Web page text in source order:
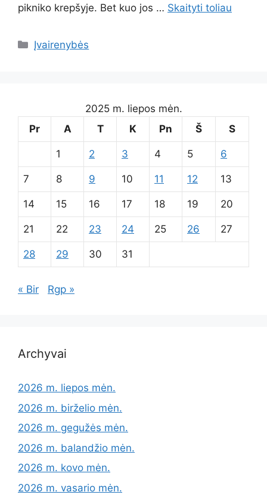
pikniko krepšyje. Bet kuo jos … Skaityti toliau
Kategorijos
Įvairenybės
2025 m. liepos mėn.
Pr
A T K Pn Š S
1 2 3 4 5 6
7 8 9 10 11 12 13
14 15 16 17 18 19 20
21 22 23 24 25 26 27
28 29 30 31
« Bir Rgp »
Archyvai
2026 m. liepos mėn.
2026 m. birželio mėn.
2026 m. gegužės mėn.
2026 m. balandžio mėn.
2026 m. kovo mėn.
2026 m. vasario mėn.